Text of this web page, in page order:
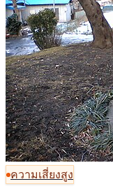
ความเสี่ยงสูง